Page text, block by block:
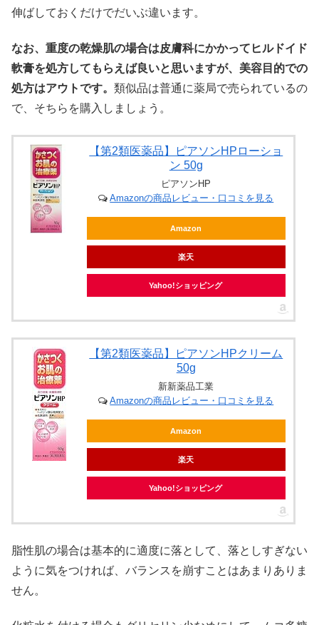
伸ばしておくだけでだいぶ違います。
なお、重度の乾燥肌の場合は皮膚科にかかってヒルドイド
軟膏を処方してもらえば良いと思いますが、美容目的での
処方はアウトです。 類似品は普通に薬局で売られているの
で、そちらを購入しましょう。
【第2類医薬品】ピアソンHPローショ
ン 50g
ピアソンHP
Amazonの商品レビュー・口コミを見る
Amazon
楽天
Yahoo!ショッピング
【第2類医薬品】ピアソンHPクリーム
50g
新新薬品工業
Amazonの商品レビュー・口コミを見る
Amazon
楽天
Yahoo!ショッピング
脂性肌の場合は基本的に適度に落として、落としすぎない
ように気をつければ、バランスを崩すことはあまりありま
せん。